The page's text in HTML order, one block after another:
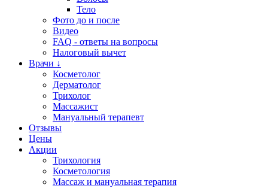
Тело
Фото до и после
Видео
FAQ - ответы на вопросы
Налоговый вычет
Врачи ↓
Косметолог
Дерматолог
Трихолог
Массажист
Мануальный терапевт
Отзывы
Цены
Акции
Трихология
Косметология
Массаж и мануальная терапия